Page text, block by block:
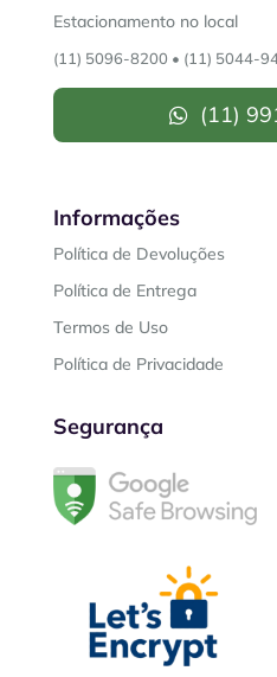
Estacionamento no local
(11) 5096-8200 • (11) 5044-
(11)
Informações
Política de Devoluções
Política de Entrega
Termos de Uso
Política de Privacidade
Segurança